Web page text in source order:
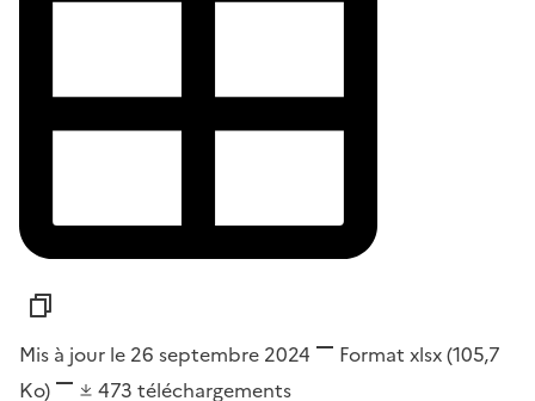
Mis à jour le 26 septembre 2024 Format xlsx(105,7
Ko)
473 téléchargements